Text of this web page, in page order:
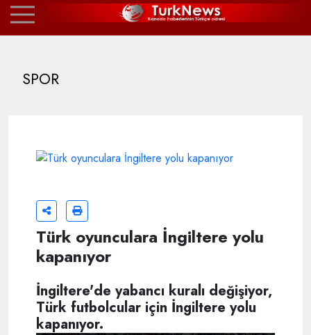
SPOR
Türk oyunculara İngiltere yolu
kapanıyor
İngiltere'de yabancı kuralı değişiyor,
Türk futbolcular için İngiltere yolu
kapanıyor.